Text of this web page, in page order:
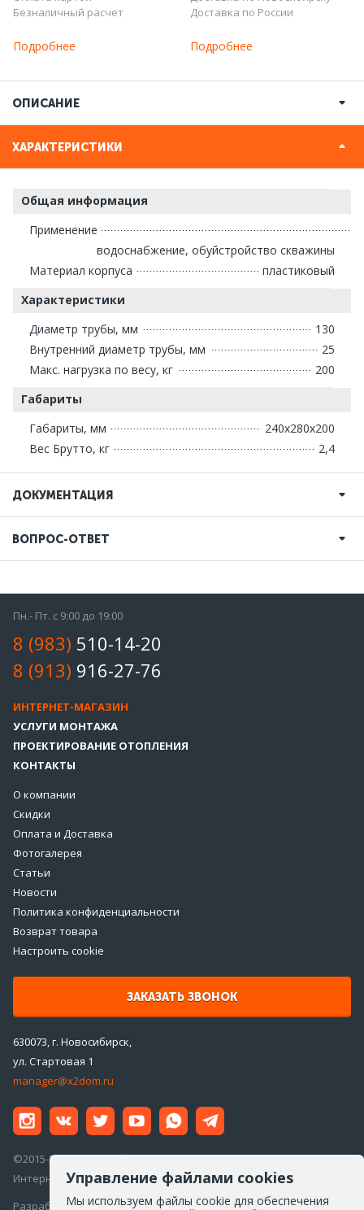
Безналичный расчет
Подробнее
Доставка по России
Подробнее
ОПИСАНИЕ
ХАРАКТЕРИСТИКИ
Общая информация
Применение
водоснабжение, обуйстройство скважины
Материал корпуса
пластиковый
Характеристики
Диаметр трубы, мм
130
Внутренний диаметр трубы, мм
25
Макс. нагрузка по весу, кг
200
Габариты
Габариты, мм
240х280х200
Вес Брутто, кг
2,4
ДОКУМЕНТАЦИЯ
ВОПРОС-ОТВЕТ
Пн.- Пт. с 9:00 до 19:00
8 (983) 510-14-20
8 (913) 916-27-76
ИНТЕРНЕТ-МАГАЗИН
УСЛУГИ МОНТАЖА
ПРОЕКТИРОВАНИЕ ОТОПЛЕНИЯ
КОНТАКТЫ
О компании
Скидки
Оплата и Доставка
Фотогалерея
Статьи
Новости
Политика конфиденциальности
Возврат товара
Настроить cookie
ЗАКАЗАТЬ ЗВОНОК
630073, г. Новосибирск,
ул. Стартовая 1
manager@x2dom.ru
©2015-2026 ООО «ДаблДом»
Интернет-магазин инженерной сантехники
Разработка сайта —Айкон
Управление файлами cookies
Мы используем файлы cookie для обеспечения